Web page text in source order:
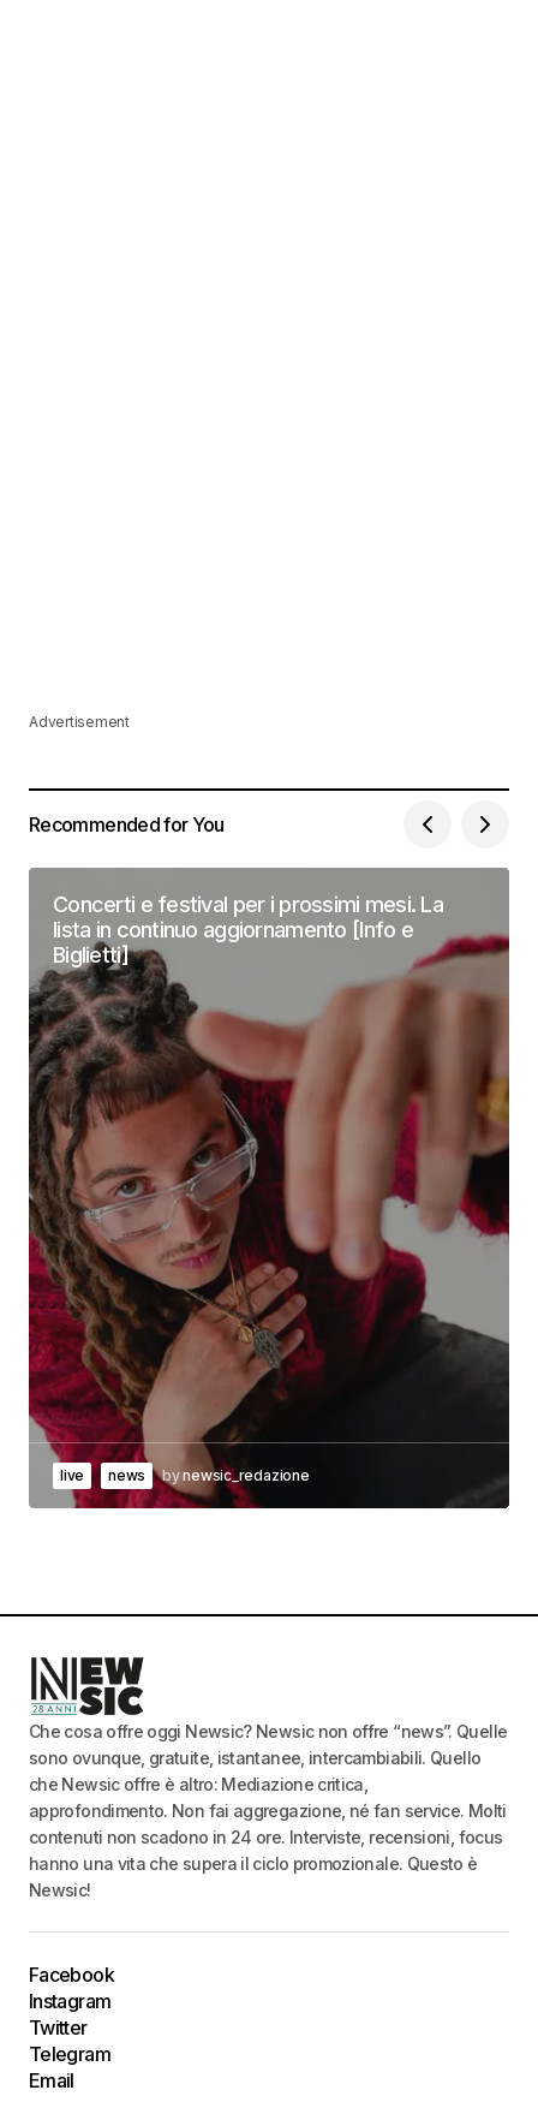
Advertisement
Recommended for You
Concerti e festival per i prossimi mesi. La
lista in continuo aggiornamento [Info e
Biglietti]
live news bynewsic_redazione
Che cosa offre oggi Newsic? Newsic non offre “news”. Quelle
sono ovunque, gratuite, istantanee, intercambiabili. Quello
che Newsic offre è altro: Mediazione critica,
approfondimento. Non fai aggregazione, né fan service. Molti
contenuti non scadono in 24 ore. Interviste, recensioni, focus
hanno una vita che supera il ciclo promozionale. Questo è
Newsic!
Facebook
Instagram
Twitter
Telegram
Email